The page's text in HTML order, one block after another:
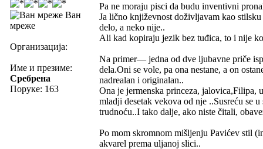
Ван
мреже
Организација:
Име и презиме:
Сребрена
Поруке: 163
Pa ne moraju pisci da budu inventivni
Ja lično književnost doživljavam kao
delo, a neko nije..
Ali kad kopiraju jezik bez tuđica, to i nije
Na primer— jedna od dve ljubavne priče
dela.Oni se vole, pa ona nestane, a on
nadrealan i originalan..
Ona je jermenska princeza, jalovica,Filipa,
mladji desetak vekova od nje ..Susreću se
trudnoću..I tako dalje, ako niste čitali,
Po mom skromnom mišljenju Pavićev stil
akvarel prema uljanoj slici..